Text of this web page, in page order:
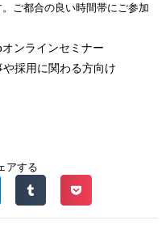
ご都合の良い時間帯にご参加
ンラインセミナー
や採用に関わる方向け
アする